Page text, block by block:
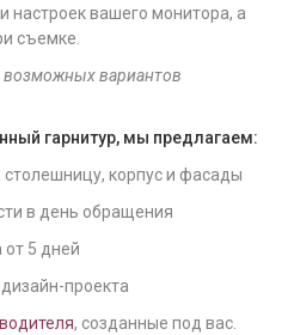
настроек вашего монитора, а
съемке.
возможных вариантов
гарнитур, мы предлагаем:
корпус и фасады
в день обращения
от 5 дней
проекта
, созданные под вас.